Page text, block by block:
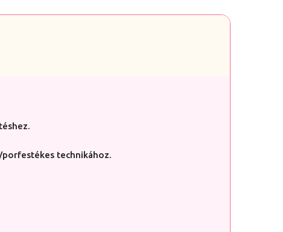
technikához.